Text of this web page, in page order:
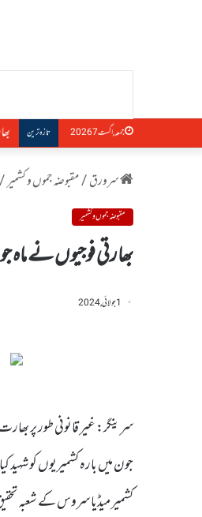
جمعہ, اگست 7 2026 تازہ ترین
سرورق/مقبوضہ جموں و کشمیر/
مقبوضہ جموں و کشمیر
بھارتی فوجیوں نے ماہ جون میں
1 جولائی, 2024
سرینگر: غیر قانونی طور پر
جون میں بارہ کشمیریوں کو شہید
کشمیر میڈیا سروس کے شعبہ